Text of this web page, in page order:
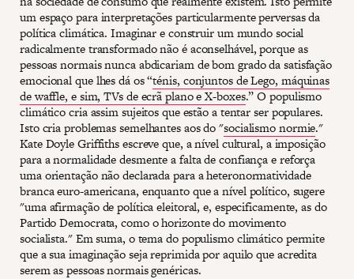
um espaço para interpretações particularmente perversas da
política climática. Imaginar e construir um mundo social
radicalmente transformado não é aconselhável, porque as
pessoas normais nunca abdicariam de bom grado da satisfação
emocional que lhes dá os “ténis, conjuntos de Lego, máquinas
de waffle, e sim, TVs de ecrã plano e X-boxes.” O populismo
climático cria assim sujeitos que estão a tentar ser populares.
Isto cria problemas semelhantes aos do "socialismo normie."
Kate Doyle Griffiths escreve que, a nível cultural, a imposição
para a normalidade desmente a falta de confiança e reforça
uma orientação não declarada para a heteronormatividade
branca euro-americana, enquanto que a nível político, sugere
"uma afirmação de política eleitoral, e, especificamente, as do
Partido Democrata, como o horizonte do movimento
socialista." Em suma, o tema do populismo climático permite
que a sua imaginação seja reprimida por aquilo que acredita
serem as pessoas normais genéricas.